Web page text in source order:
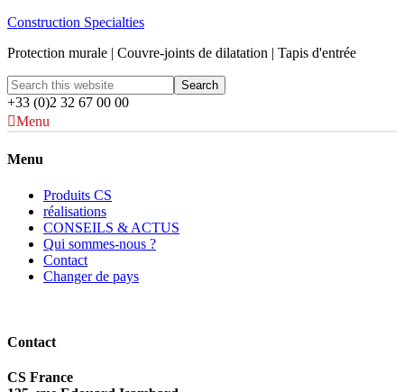
Construction Specialties
Protection murale | Couvre-joints de dilatation | Tapis d'entrée
+33 (0)2 32 67 00 00
Menu
Menu
Produits CS
réalisations
CONSEILS & ACTUS
Qui sommes-nous ?
Contact
Changer de pays
Contact
CS France